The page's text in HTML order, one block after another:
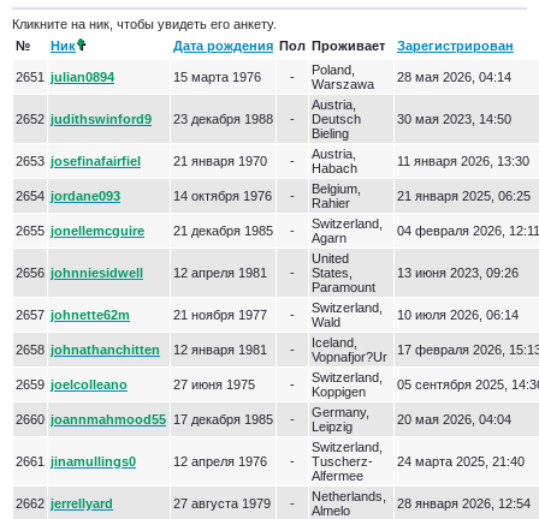
Кликните на ник, чтобы увидеть его анкету.
№
Ник Дата рождения Пол Проживает Зарегистрирован
2651 julian0894 15 марта 1976 -
Poland,
Warszawa
28 мая 2026, 04:14
2652 judithswinford9 23 декабря 1988 -
Austria,
Deutsch
Bieling
30 мая 2023, 14:50
2653 josefinafairfiel 21 января 1970 -
Austria,
Habach
11 января 2026, 13:30
2654 jordane093 14 октября 1976 -
Belgium,
Rahier
21 января 2025, 06:25
2655 jonellemcguire 21 декабря 1985 -
Switzerland,
Agarn
04 февраля 2026, 12:11
2656 johnniesidwell 12 апреля 1981 -
United
States,
Paramount
13 июня 2023, 09:26
2657 johnette62m 21 ноября 1977 -
Switzerland,
Wald
10 июля 2026, 06:14
2658 johnathanchitten 12 января 1981 -
Iceland,
Vopnafjor?Ur
17 февраля 2026,
2659 joelcolleano 27 июня 1975 -
Switzerland,
Koppigen
05 сентября 2025,
2660 joannmahmood55 17 декабря 1985 -
Germany,
Leipzig
20 мая 2026, 04:04
2661 jinamullings0 12 апреля 1976 -
Switzerland,
Tuscherz-
Alfermee
24 марта 2025, 21:40
2662 jerrellyard 27 августа 1979 -
Netherlands,
Almelo
28 января 2026, 12:54